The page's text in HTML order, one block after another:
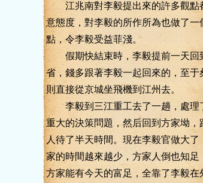
江兆南對李毅提出來的許多觀點
意態度，對李毅的所作所為也做了一
點，令李毅受益菲淺。
假期快結束時，李毅提前一天回
省，錢多跟著李毅一起回來的，至于
則直接從京城坐飛機到江州去。
李毅到三江重工去了一趟，處理
重大的決策問題，然后回到方家坳，
人待了半天時間。現在李毅官做大了
家的時間越來越少，方家人倒也知足
方家能有今天的富足，全靠了李毅在